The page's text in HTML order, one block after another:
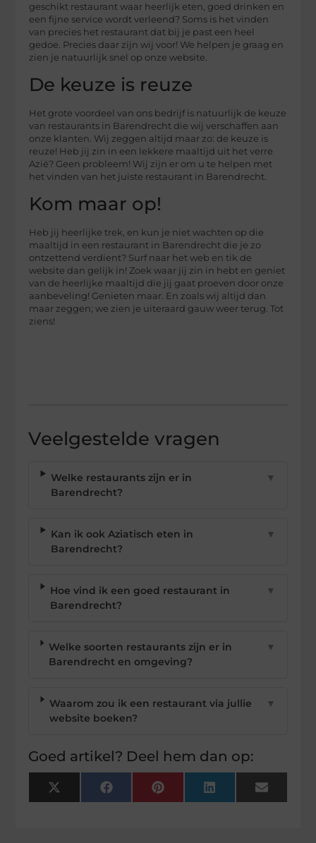
geschikt restaurant waar heerlijk eten, goed drinken en
een fijne service wordt verleend? Soms is het vinden
van precies het restaurant dat bij je past een heel
gedoe. Precies daar zijn wij voor! We helpen je graag en
zien je natuurlijk snel op onze website.
De keuze is reuze
Het grote voordeel van ons bedrijf is natuurlijk de keuze
van restaurants in Barendrecht die wij verschaffen aan
onze klanten. Wij zeggen altijd maar zo: de keuze is
reuze! Heb jij zin in een lekkere maaltijd uit het verre
Azië? Geen probleem! Wij zijn er om u te helpen met
het vinden van het juiste restaurant in Barendrecht.
Kom maar op!
Heb jij heerlijke trek, en kun je niet wachten op die
maaltijd in een restaurant in Barendrecht die je zo
ontzettend verdient? Surf naar het web en tik de
website dan gelijk in! Zoek waar jij zin in hebt en geniet
van de heerlijke maaltijd die jij gaat proeven door onze
aanbeveling! Genieten maar. En zoals wij altijd dan
maar zeggen; we zien je uiteraard gauw weer terug. Tot
ziens!
Veelgestelde vragen
Welke restaurants zijn er in
Barendrecht?
▼
Kan ik ook Aziatisch eten in
Barendrecht?
▼
Hoe vind ik een goed restaurant in
Barendrecht?
▼
Welke soorten restaurants zijn er in
Barendrecht en omgeving?
▼
Waarom zou ik een restaurant via jullie
website boeken?
▼
Goed artikel? Deel hem dan op:
X
(Twitter)
FacebookPinterest LinkedIn Email